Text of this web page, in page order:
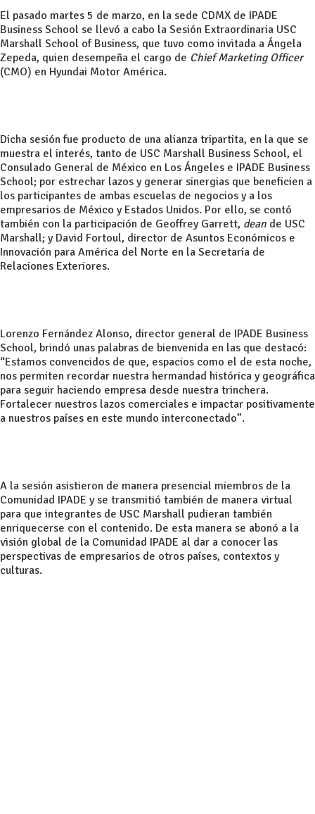
El pasado martes 5 de marzo, en la sede CDMX de IPADE
Business School se llevó a cabo la Sesión Extraordinaria USC
Marshall School of Business, que tuvo como invitada a Ángela
Zepeda, quien desempeña el cargo de Chief Marketing Officer
(CMO) en Hyundai Motor América.
Dicha sesión fue producto de una alianza tripartita, en la que se
muestra el interés, tanto de USC Marshall Business School, el
Consulado General de México en Los Ángeles e IPADE Business
School; por estrechar lazos y generar sinergias que beneficien a
los participantes de ambas escuelas de negocios y a los
empresarios de México y Estados Unidos. Por ello, se contó
también con la participación de Geoffrey Garrett, dean de USC
Marshall; y David Fortoul, director de Asuntos Económicos e
Innovación para América del Norte en la Secretaría de
Relaciones Exteriores.
Lorenzo Fernández Alonso, director general de IPADE Business
School, brindó unas palabras de bienvenida en las que destacó:
“Estamos convencidos de que, espacios como el de esta noche,
nos permiten recordar nuestra hermandad histórica y geográfica
para seguir haciendo empresa desde nuestra trinchera.
Fortalecer nuestros lazos comerciales e impactar positivamente
a nuestros países en este mundo interconectado”.
A la sesión asistieron de manera presencial miembros de la
Comunidad IPADE y se transmitió también de manera virtual
para que integrantes de USC Marshall pudieran también
enriquecerse con el contenido. De esta manera se abonó a la
visión global de la Comunidad IPADE al dar a conocer las
perspectivas de empresarios de otros países, contextos y
culturas.